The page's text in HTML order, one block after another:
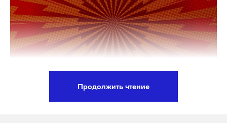
Продолжить чтение